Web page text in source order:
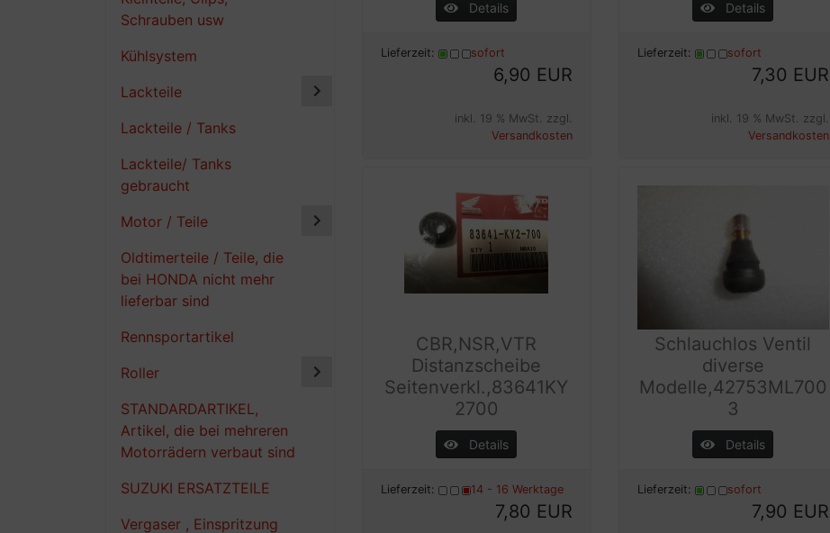
Schrauben usw
Kühlsystem
Lackteile
Lackteile / Tanks
Lackteile/ Tanks
gebraucht
Motor / Teile
Oldtimerteile / Teile, die
bei HONDA nicht mehr
lieferbar sind
Rennsportartikel
Roller
STANDARDARTIKEL,
Artikel, die bei mehreren
Motorrädern verbaut sind
SUZUKI ERSATZTEILE
Vergaser , Einspritzung
Details
Lieferzeit: sofort
6,90 EUR
inkl. 19 % MwSt. zzgl.
Versandkosten
Details
Lieferzeit: sofort
7,30 EUR
inkl. 19 % MwSt. zzgl.
Versandkosten
CBR,NSR,VTR
Distanzscheibe
Seitenverkl.,83641KY
2700
Details
Lieferzeit: 14 - 16 Werktage
7,80 EUR
Schlauchlos Ventil
diverse
Modelle,42753ML700
3
Details
Lieferzeit: sofort
7,90 EUR